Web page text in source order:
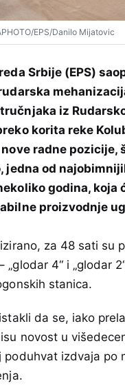
EPS/Danilo Mijatovic
Srbije (EPS)
iz
korita reke
nove radne pozicije,
jedna od
godina, koja
proizvodnje
za 48 sati su
„glodar 4“ i „glodar
stanica.
da se, iako
novost u
poduhvat izdvaja po